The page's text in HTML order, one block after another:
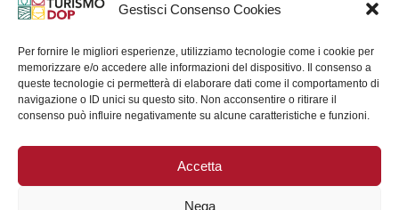
Gestisci Consenso Cookies
Per fornire le migliori esperienze, utilizziamo tecnologie come i cookie per
memorizzare e/o accedere alle informazioni del dispositivo. Il consenso a
queste tecnologie ci permetterà di elaborare dati come il comportamento di
navigazione o ID unici su questo sito. Non acconsentire o ritirare il
consenso può influire negativamente su alcune caratteristiche e funzioni.
Accetta
Nega
In collaborazione ORIGIN ITALIA.
del turismo enogastronomico dei prodotti DOP IGP
italiani.
Concessione contributo MASAF DM n. 0311719 del
15/06/2023
Concessione contributo MASAF, DM n. 0016662 del
15/01/2025 (CUP J88H24002560007)